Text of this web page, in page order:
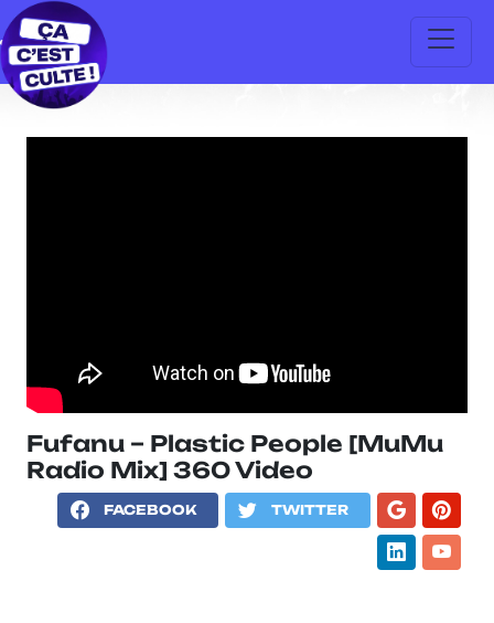
Fufanu – Plastic People [MuMu
Radio Mix] 360 Video
FACEBOOK TWITTER